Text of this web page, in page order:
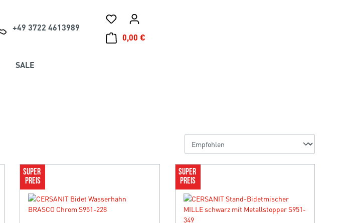
+49 3722 4613989
0,00 €
SALE
SUPER
PREIS
SUPER
PREIS